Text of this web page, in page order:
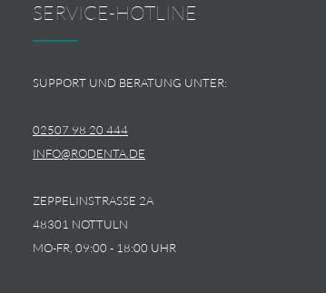
SERVICE-HOTLINE
SUPPORT UND BERATUNG UNTER:
02507 98 20 444
INFO@RODENTA.DE
ZEPPELINSTRASSE 2A
48301 NOTTULN
MO-FR, 09:00 - 18:00 UHR